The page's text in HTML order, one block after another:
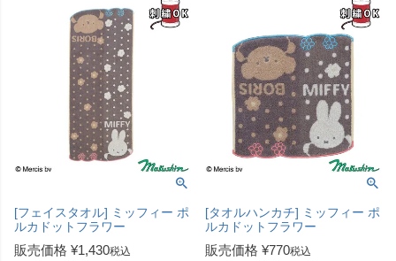
[フェイスタオル] ミッフィー ポ
ルカドットフラワー
販売価格 ¥1,430税込
[タオルハンカチ] ミッフィー ポ
ルカドットフラワー
販売価格 ¥770税込